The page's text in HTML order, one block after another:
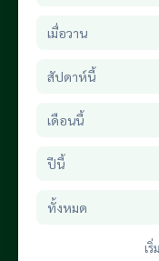
เมื่อวาน
สัปดาห์นี้
เดือนนี้
ปีนี้
ทั้งหมด
เ